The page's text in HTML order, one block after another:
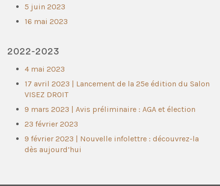
5 juin 2023
16 mai 2023
2022-2023
4 mai 2023
17 avril 2023 | Lancement de la 25e édition du Salon
VISEZ DROIT
9 mars 2023 | Avis préliminaire : AGA et élection
23 février 2023
9 février 2023 | Nouvelle infolettre : découvrez-la
dès aujourd’hui